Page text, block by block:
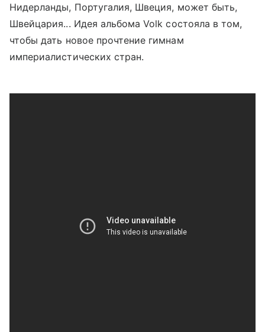
Нидерланды, Португалия, Швеция, может быть,
Швейцария... Идея альбома Volk состояла в том,
чтобы дать новое прочтение гимнам
империалистических стран.